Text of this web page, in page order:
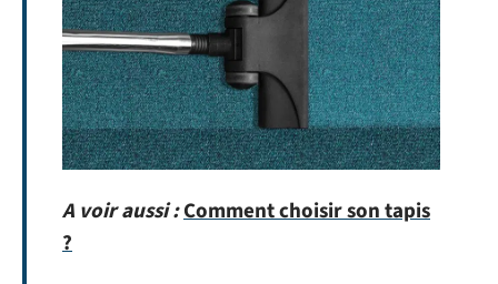
A voir aussi :Comment choisir son tapis
?